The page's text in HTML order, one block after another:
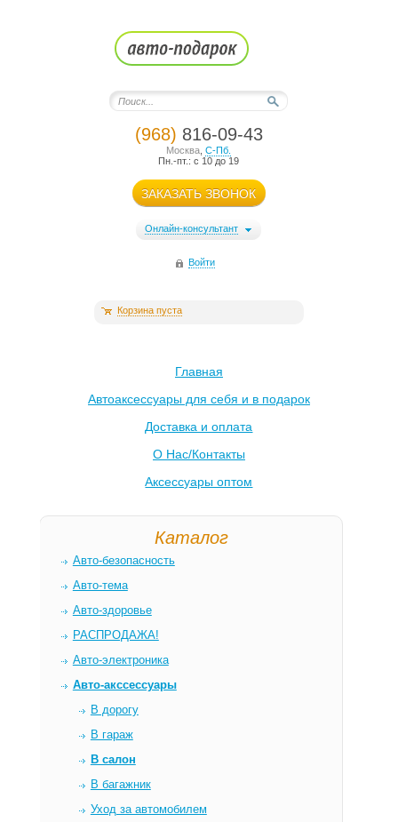
(968) 816-09-43
Москва ,С-Пб.
Пн.-пт.: с 10 до 19
ЗАКАЗАТЬ ЗВОНОК
Онлайн-консультант
Войти
Корзина пуста
Главная
Автоаксессуары для себя и в подарок
Доставка и оплата
О Нас/Контакты
Аксессуары оптом
Каталог
Авто-безопасность
Авто-тема
Авто-здоровье
РАСПРОДАЖА!
Авто-электроника
Авто-акссессуары
В дорогу
В гараж
В салон
В багажник
Уход за автомобилем